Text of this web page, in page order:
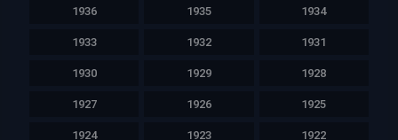
1936 1935 1934
1933 1932 1931
1930 1929 1928
1927 1926 1925
1924 1923 1922